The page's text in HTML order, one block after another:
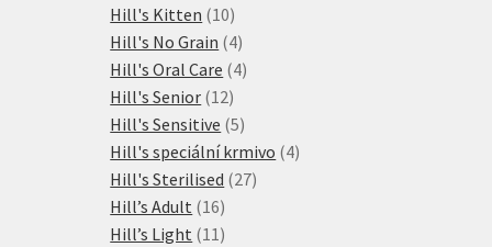
Hill's Kitten 1010
produktů
Hill's No Grain 44
produkty
Hill's Oral Care 44
Hill's Senior 1212
produktů
Hill's Sensitive 55
produktů
Hill's speciální krmivo 44
Hill's Sterilised 2727
Hill’s Adult 1616
produktů
Hill’s Light 11 11